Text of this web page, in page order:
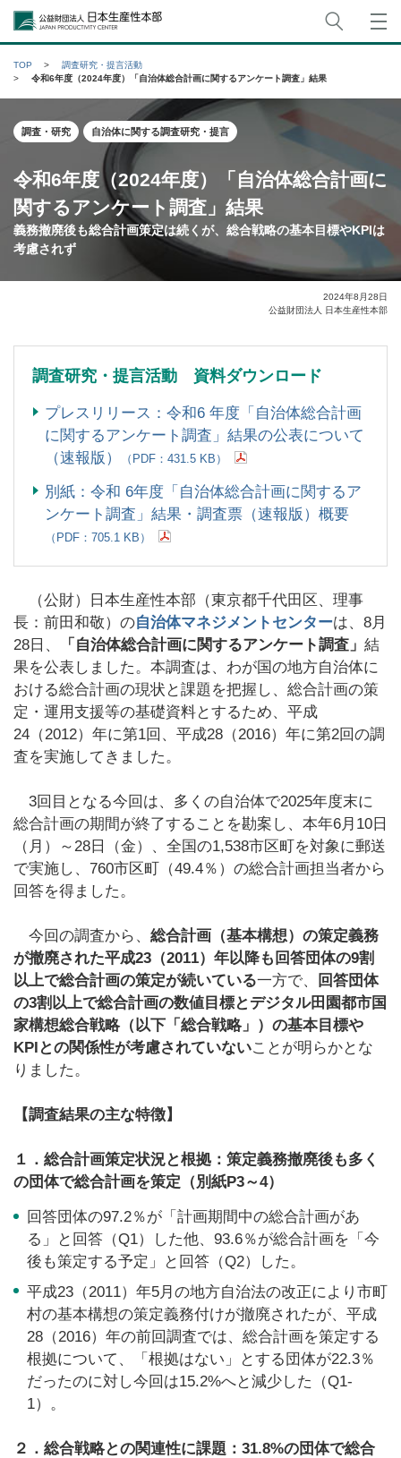
公益財団法人日本生産性本部
TOP
調査研究・提言活動
令和6年度（2024年度）「自治体総合計画に関するアンケート調査」結果
調査・研究 自治体に関する調査研究・提言
令和6年度（2024年度）「自治体総合計画に
関するアンケート調査」結果
義務撤廃後も総合計画策定は続くが、総合戦略の基本目標やKPIは
考慮されず
2024年8月28日
公益財団法人 日本生産性本部
調査研究・提言活動 資料ダウンロード
プレスリリース：令和6 年度「自治体総合計画
に関するアンケート調査」結果の公表について
（速報版）
（PDF：431.5 KB）
別紙：令和 6年度「自治体総合計画に関するア
ンケート調査」結果・調査票（速報版）概要
（PDF：705.1 KB）
（公財）日本生産性本部（東京都千代田区、理事
長：前田和敬）の自治体マネジメントセンターは、8月
28日、
「自治体総合計画に関するアンケート調査」 結
果を公表しました。本調査は、わが国の地方自治体に
おける総合計画の現状と課題を把握し、総合計画の策
定・運用支援等の基礎資料とするため、平成
24（2012）年に第1回、平成28（2016）年に第2回の調
査を実施してきました。
3回目となる今回は、多くの自治体で2025年度末に
総合計画の期間が終了することを勘案し、本年6月10日
（月）～28日（金）、全国の1,538市区町を対象に郵送
で実施し、760市区町（49.4％）の総合計画担当者から
回答を得ました。
今回の調査から、 総合計画（基本構想）の策定義務
が撤廃された平成23（2011）年以降も回答団体の9割
以上で総合計画の策定が続いている一方で、
回答団体
の3割以上で総合計画の数値目標とデジタル田園都市国
家構想総合戦略（以下「総合戦略」）の基本目標や
KPIとの関係性が考慮されていないことが明らかとな
りました。
【調査結果の主な特徴】
１．総合計画策定状況と根拠：策定義務撤廃後も多く
の団体で総合計画を策定（別紙P3～4）
回答団体の97.2％が「計画期間中の総合計画があ
る」と回答（Q1）した他、93.6％が総合計画を「今
後も策定する予定」と回答（Q2）した。
平成23（2011）年5月の地方自治法の改正により市町
村の基本構想の策定義務付けが撤廃されたが、平成
28（2016）年の前回調査では、総合計画を策定する
根拠について、「根拠はない」とする団体が22.3％
だったのに対し今回は15.2%へと減少した（Q1-
1）。
２．総合戦略との関連性に課題：31.8%の団体で総合